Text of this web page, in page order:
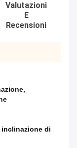
Valutazioni
E
Recensioni
,
di